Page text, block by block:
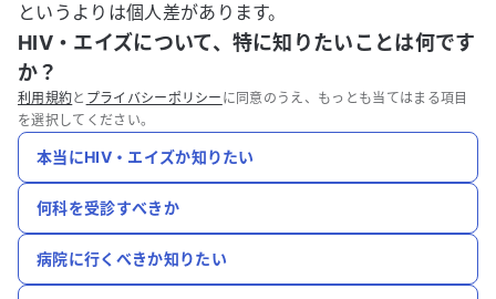
というよりは個人差があります。
HIV・エイズについて、特に知りたいことは何です
か？
利用規約と プライバシーポリシー に同意のうえ、もっとも当てはまる項目
を選択してください。
本当にHIV・エイズか知りたい
何科を受診すべきか
病院に行くべきか知りたい